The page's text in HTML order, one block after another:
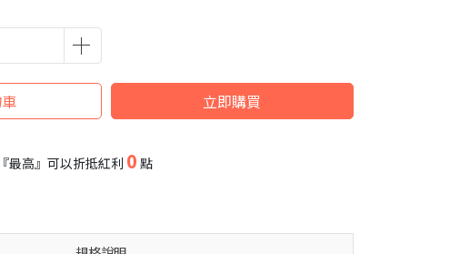
立即購買
最高』可以折抵紅利 0 點